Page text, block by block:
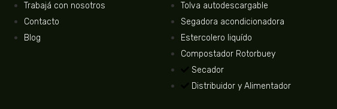
Trabajá con nosotros
Contacto
Blog
Tolva autodescargable
Segadora acondicionadora
Estercolero liquído
Compostador Rotorbuey
Secador
Distribuidor y Alimentador